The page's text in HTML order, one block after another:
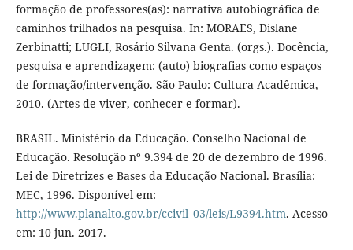
formação de professores(as): narrativa autobiográfica de
caminhos trilhados na pesquisa. In: MORAES, Dislane
Zerbinatti; LUGLI, Rosário Silvana Genta. (orgs.). Docência,
pesquisa e aprendizagem: (auto) biografias como espaços
de formação/intervenção. São Paulo: Cultura Acadêmica,
2010. (Artes de viver, conhecer e formar).
BRASIL. Ministério da Educação. Conselho Nacional de
Educação. Resolução nº 9.394 de 20 de dezembro de 1996.
Lei de Diretrizes e Bases da Educação Nacional. Brasília:
MEC, 1996. Disponível em:
http://www.planalto.gov.br/ccivil_03/leis/L9394.htm. Acesso
em: 10 jun. 2017.